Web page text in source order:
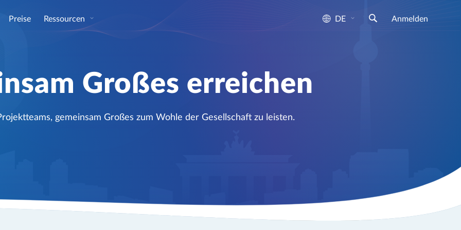
Preise Ressourcen DE Anmelden
Großes erreichen
gemeinsam Großes zum Wohle der Gesellschaft zu leisten.